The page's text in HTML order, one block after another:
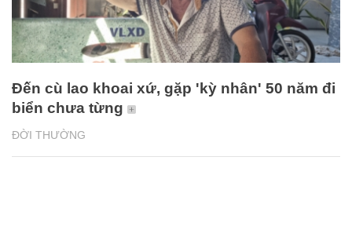
ĐỜI THƯỜNG
Đến cù lao khoai xứ, gặp 'kỳ nhân' 50 năm đi
biển chưa từng